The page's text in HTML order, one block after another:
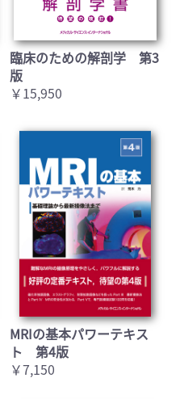
臨床のための解剖学 第3
版
￥15,950
MRIの基本パワーテキス
ト 第4版
￥7,150